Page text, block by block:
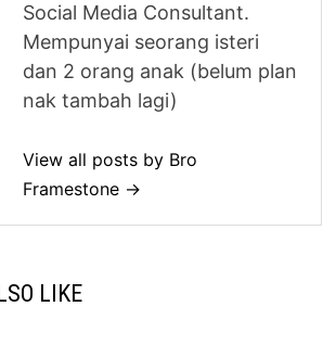
Social Media Consultant.
Mempunyai seorang isteri
dan 2 orang anak (belum plan
nak tambah lagi)
View all posts by Bro
Framestone →
LIKE